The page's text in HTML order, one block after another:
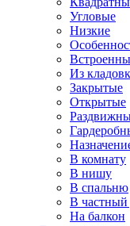
Угловые
Низкие
Из
Закрытые
Открытые
В комнату
В нишу
В спальню
В
На балкон